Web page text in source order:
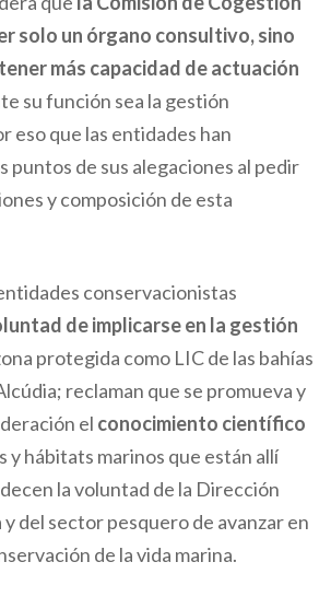
solo un órgano consultivo, sino
más capacidad de actuación
su función sea la gestión
eso que las entidades han
puntos de sus alegaciones al pedir
y composición de esta
conservacionistas
de implicarse en la gestión
protegida como LIC de las bahías
reclaman que se promueva y
el conocimiento científico
y hábitats marinos que están allí
la voluntad de la Dirección
y del sector pesquero de avanzar en
de la vida marina.